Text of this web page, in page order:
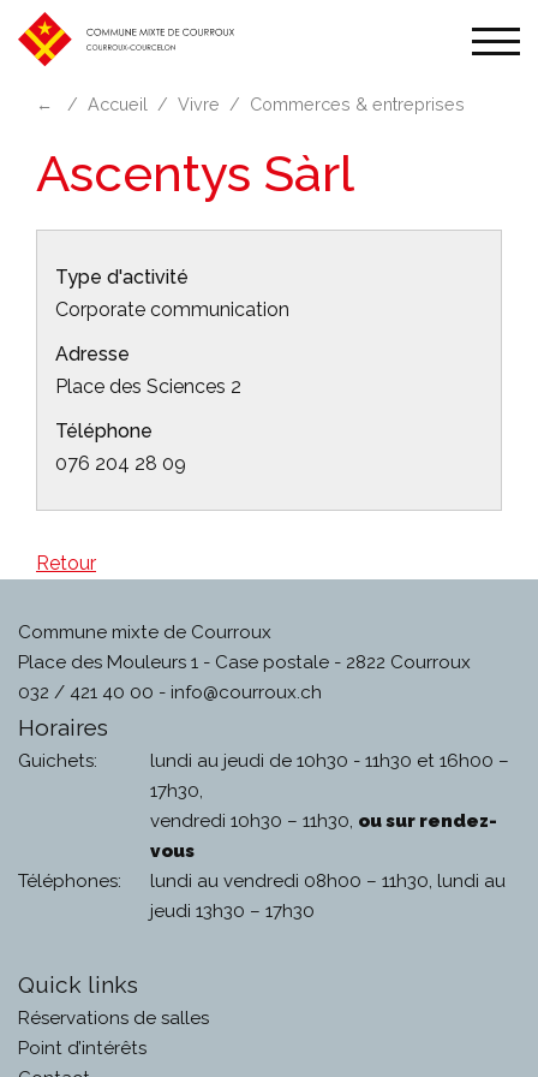
← Accueil Vivre Commerces & entreprises
Ascentys Sàrl
Type d'activité
Corporate communication
Adresse
Place des Sciences 2
Téléphone
076 204 28 09
Retour
Commune mixte de Courroux
Place des Mouleurs 1 - Case postale - 2822 Courroux
032 / 421 40 00 - info@courroux.ch
Horaires
Guichets:
lundi au jeudi de 10h30 - 11h30 et 16h00 –
17h30,
vendredi 10h30 – 11h30, ou sur rendez-
vous
Téléphones:
lundi au vendredi 08h00 – 11h30, lundi au
jeudi 13h30 – 17h30
Quick links
Réservations de salles
Point d’intérêts